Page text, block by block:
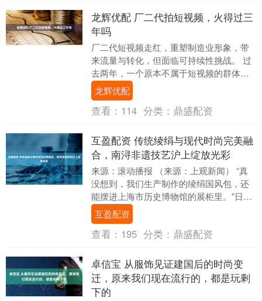
龙辉优配 厂二代拍短视频，火得过三
年吗
厂二代短视频走红，重塑制造业形象，带
来流量与转化，但面临可持续性挑战。 过
去两年，一个原本不属于短视频的群体，
开始频繁出现在短视频里——厂二代，他
们从制造业的幕....
龙辉优配
查看： 114 分类： 鼎盛配资
互盈配资 传统绫绢与现代时尚完美融
合，南浔非遗技艺沪上绽放光彩
来源：滚动播报 （来源：上观新闻） “真
没想到，我们生产制作的绫绢国风包，还
能摆进上海市历史博物馆的展柜里。”日
前，站在博物馆的展陈窗前，南浔双林绫
绢织造技艺市....
互盈配资
查看： 195 分类： 鼎盛配资
卓信宝 从服饰见证建国后的时尚变
迁，原来我们现在流行的，都是玩剩
下的